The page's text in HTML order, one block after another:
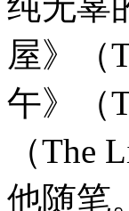
屋》（
午》（
（The
他随笔。